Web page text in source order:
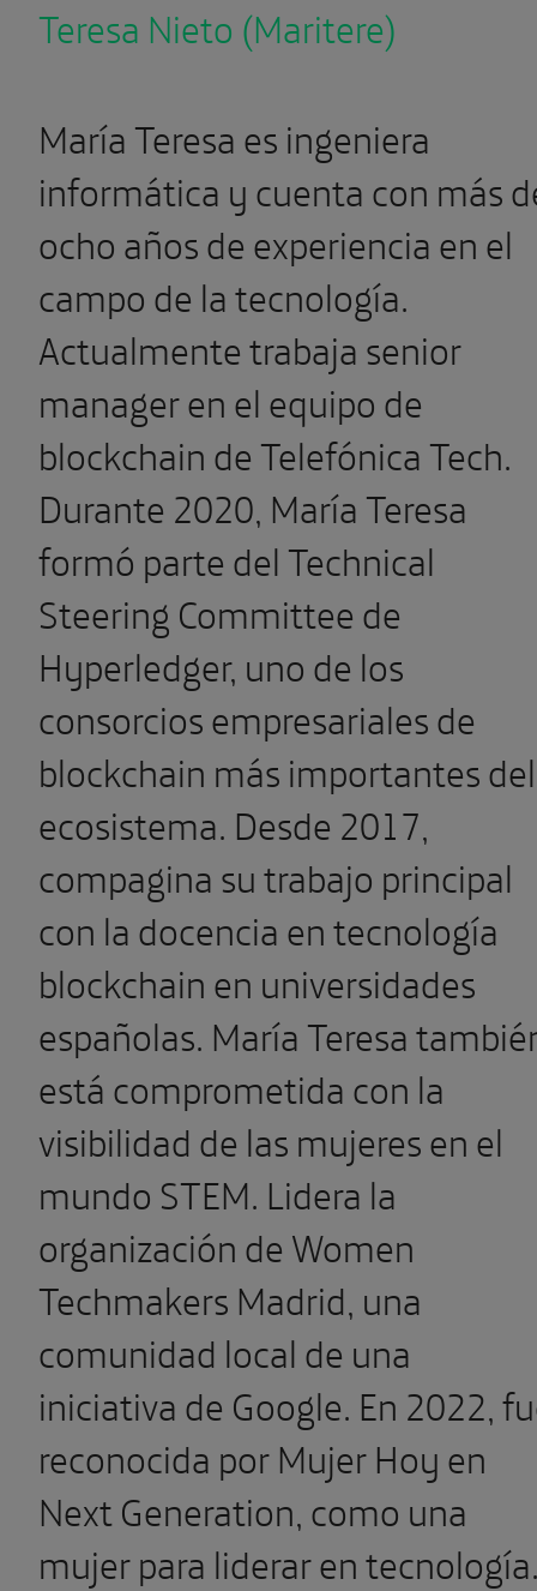
Teresa Nieto (Maritere)
María Teresa es ingeniera
informática y cuenta con más
ocho años de experiencia en el
campo de la tecnología.
Actualmente trabaja senior
manager en el equipo de
blockchain de Telefónica Tech.
Durante 2020, María Teresa
formó parte del Technical
Steering Committee de
Hyperledger, uno de los
consorcios empresariales de
blockchain más importantes del
ecosistema. Desde 2017,
compagina su trabajo principal
con la docencia en tecnología
blockchain en universidades
españolas. María Teresa
está comprometida con la
visibilidad de las mujeres en el
mundo STEM. Lidera la
organización de Women
Techmakers Madrid, una
comunidad local de una
iniciativa de Google. En 2022,
reconocida por Mujer Hoy en
Next Generation, como una
mujer para liderar en